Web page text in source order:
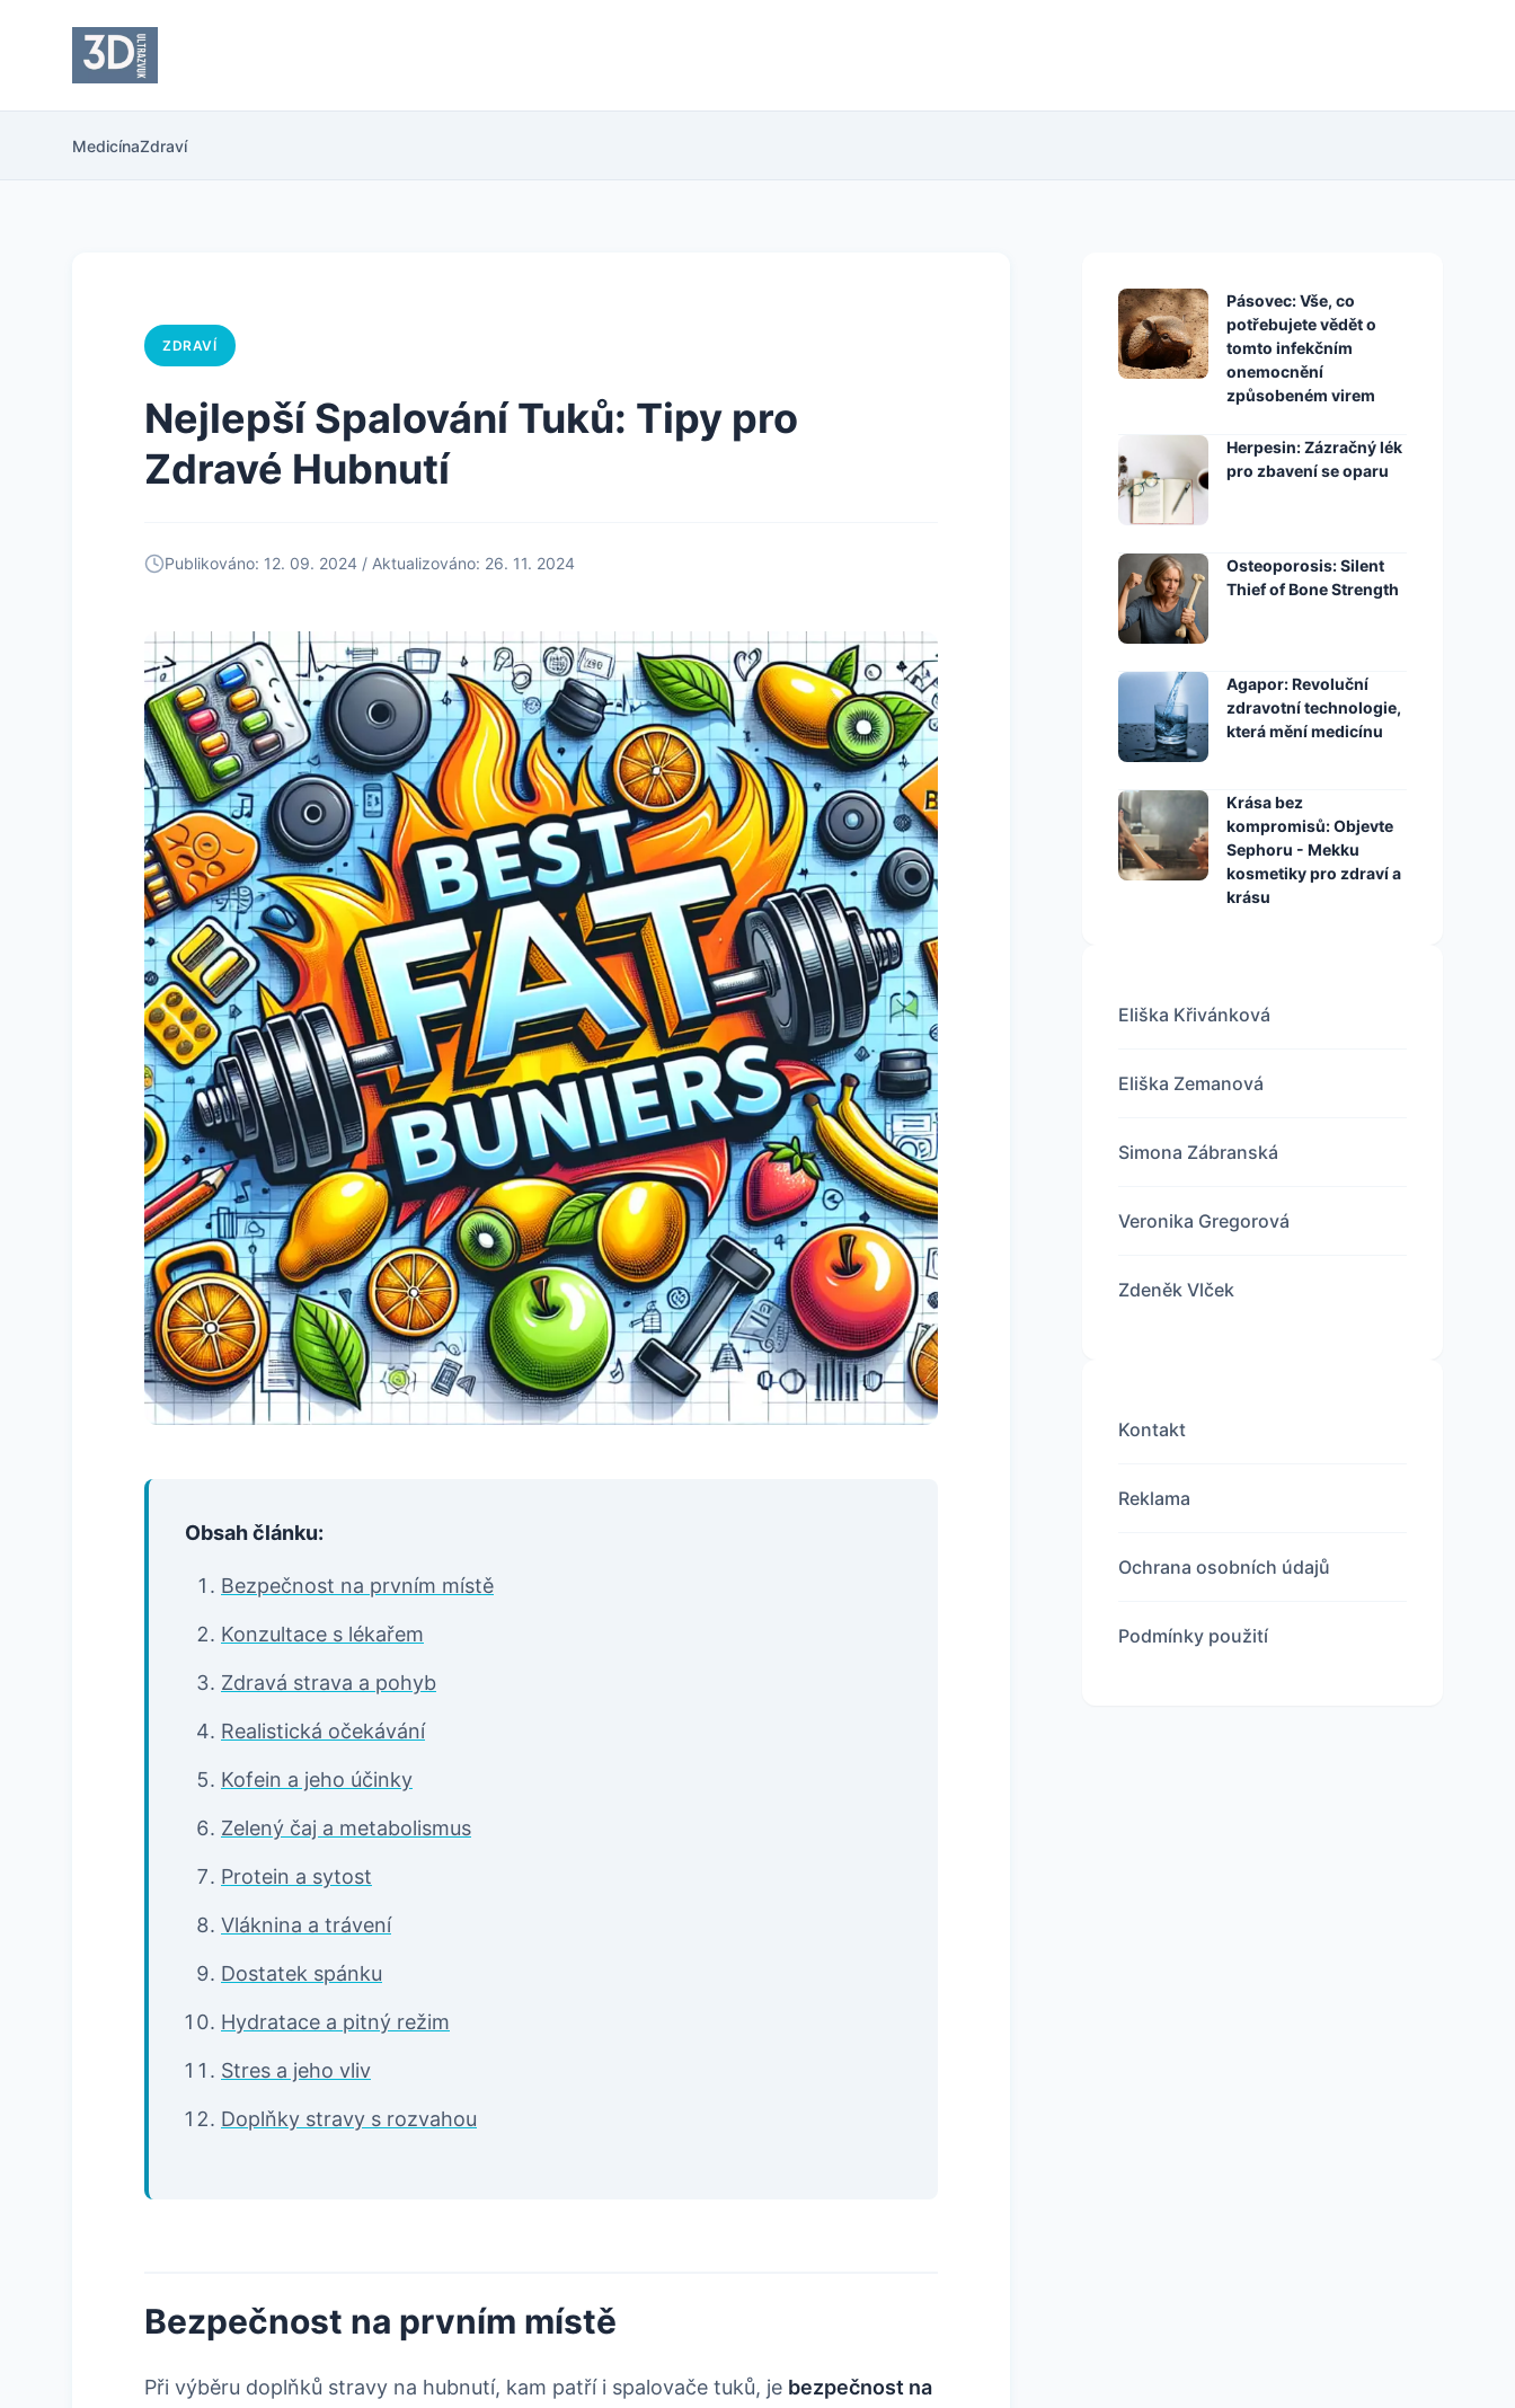
MedicínaZdraví
ZDRAVÍ
Nejlepší Spalování Tuků: Tipy pro
Zdravé Hubnutí
Publikováno: 12. 09. 2024 / Aktualizováno: 26. 11. 2024
Obsah článku:
Bezpečnost na prvním místě
Konzultace s lékařem
Zdravá strava a pohyb
Realistická očekávání
Kofein a jeho účinky
Zelený čaj a metabolismus
Protein a sytost
Vláknina a trávení
Dostatek spánku
Hydratace a pitný režim
Stres a jeho vliv
Doplňky stravy s rozvahou
Bezpečnost na prvním místě
Při výběru doplňků stravy na hubnutí, kam patří i spalovače tuků, je bezpečnost na
Pásovec: Vše, co
potřebujete vědět o
tomto infekčním
onemocnění
způsobeném virem
Herpesin: Zázračný lék
pro zbavení se oparu
Osteoporosis: Silent
Thief of Bone Strength
Agapor: Revoluční
zdravotní technologie,
která mění medicínu
Krása bez
kompromisů: Objevte
Sephoru - Mekku
kosmetiky pro zdraví a
krásu
Eliška Křivánková
Eliška Zemanová
Simona Zábranská
Veronika Gregorová
Zdeněk Vlček
Kontakt
Reklama
Ochrana osobních údajů
Podmínky použití